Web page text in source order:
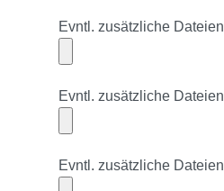
Evntl. zusätzliche Dateien
Evntl. zusätzliche Dateien
Evntl. zusätzliche Dateien